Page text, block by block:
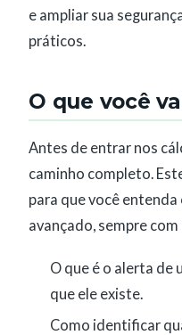
e ampliar sua
práticos.
O que você
Antes de entrar nos
caminho completo.
para que você
avançado, sempre
O que é o alerta de
que ele existe.
Como identificar